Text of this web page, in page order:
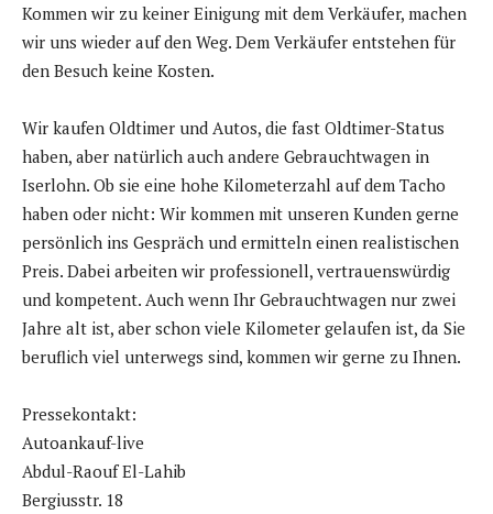
Kommen wir zu keiner Einigung mit dem Verkäufer, machen
wir uns wieder auf den Weg. Dem Verkäufer entstehen für
den Besuch keine Kosten.
Wir kaufen Oldtimer und Autos, die fast Oldtimer-Status
haben, aber natürlich auch andere Gebrauchtwagen in
Iserlohn. Ob sie eine hohe Kilometerzahl auf dem Tacho
haben oder nicht: Wir kommen mit unseren Kunden gerne
persönlich ins Gespräch und ermitteln einen realistischen
Preis. Dabei arbeiten wir professionell, vertrauenswürdig
und kompetent. Auch wenn Ihr Gebrauchtwagen nur zwei
Jahre alt ist, aber schon viele Kilometer gelaufen ist, da Sie
beruflich viel unterwegs sind, kommen wir gerne zu Ihnen.
Pressekontakt:
Autoankauf-live
Abdul-Raouf El-Lahib
Bergiusstr. 18